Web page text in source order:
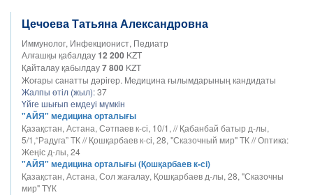
Цечоева Татьяна Александровна
Иммунолог, Инфекционист, Педиатр
Алғашқы қабалдау12 200 KZT
Қайталау қабылдау7 800 KZT
Жоғары санатты дәрігер. Медицина ғылымдарының кандидаты
Жалпы өтіл (жыл):37
Үйге шығып емдеуі мүмкін
"АЙЯ" медицина орталығы
Қазақстан, Астана, Сәтпаев к-сі, 10/1, // Қабанбай батыр д-лы,
5/1,“Радуга” ТК // Қошқарбаев к-сі, 28, "Сказочный мир" ТК // Оптика:
Жеңіс д-лы, 24
"АЙЯ" медицина орталығы (Қошқарбаев к-сі)
Қазақстан, Астана, Сол жағалау, Қошқарбаев д-лы, 28, "Сказочны
мир" ТҮК